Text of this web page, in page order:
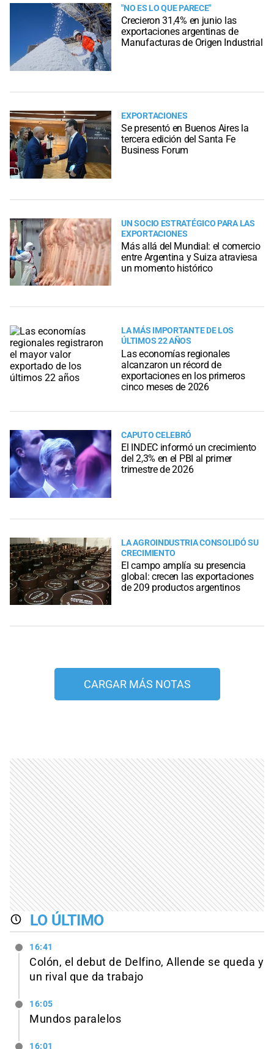
"NO ES LO QUE PARECE"
Crecieron 31,4% en junio las
exportaciones argentinas de
Manufacturas de Origen Industrial
EXPORTACIONES
Se presentó en Buenos Aires la
tercera edición del Santa Fe
Business Forum
UN SOCIO ESTRATÉGICO PARA LAS
EXPORTACIONES
Más allá del Mundial: el comercio
entre Argentina y Suiza atraviesa
un momento histórico
LA MÁS IMPORTANTE DE LOS
ÚLTIMOS 22 AÑOS
Las economías regionales
alcanzaron un récord de
exportaciones en los primeros
cinco meses de 2026
CAPUTO CELEBRÓ
El INDEC informó un crecimiento
del 2,3% en el PBI al primer
trimestre de 2026
LA AGROINDUSTRIA CONSOLIDÓ SU
CRECIMIENTO
El campo amplía su presencia
global: crecen las exportaciones
de 209 productos argentinos
CARGAR MÁS NOTAS
LO ÚLTIMO
16:41
Colón, el debut de Delfino, Allende se queda y
un rival que da trabajo
16:05
Mundos paralelos
16:01